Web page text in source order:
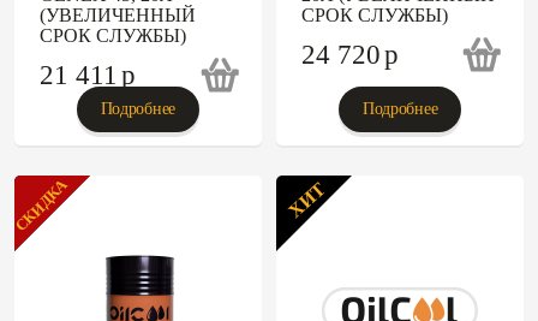
(УВЕЛИЧЕННЫЙ
СРОК СЛУЖБЫ)
21 411p
Подробнее
СРОК СЛУЖБЫ)
24 720p
Подробнее
ХИТ
СКИДКА ХИТ